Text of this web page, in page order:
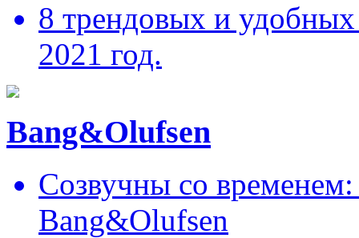
8 трендовых и удобных
2021 год.
Bang&Olufsen
Созвучны со временем:
Bang&Olufsen